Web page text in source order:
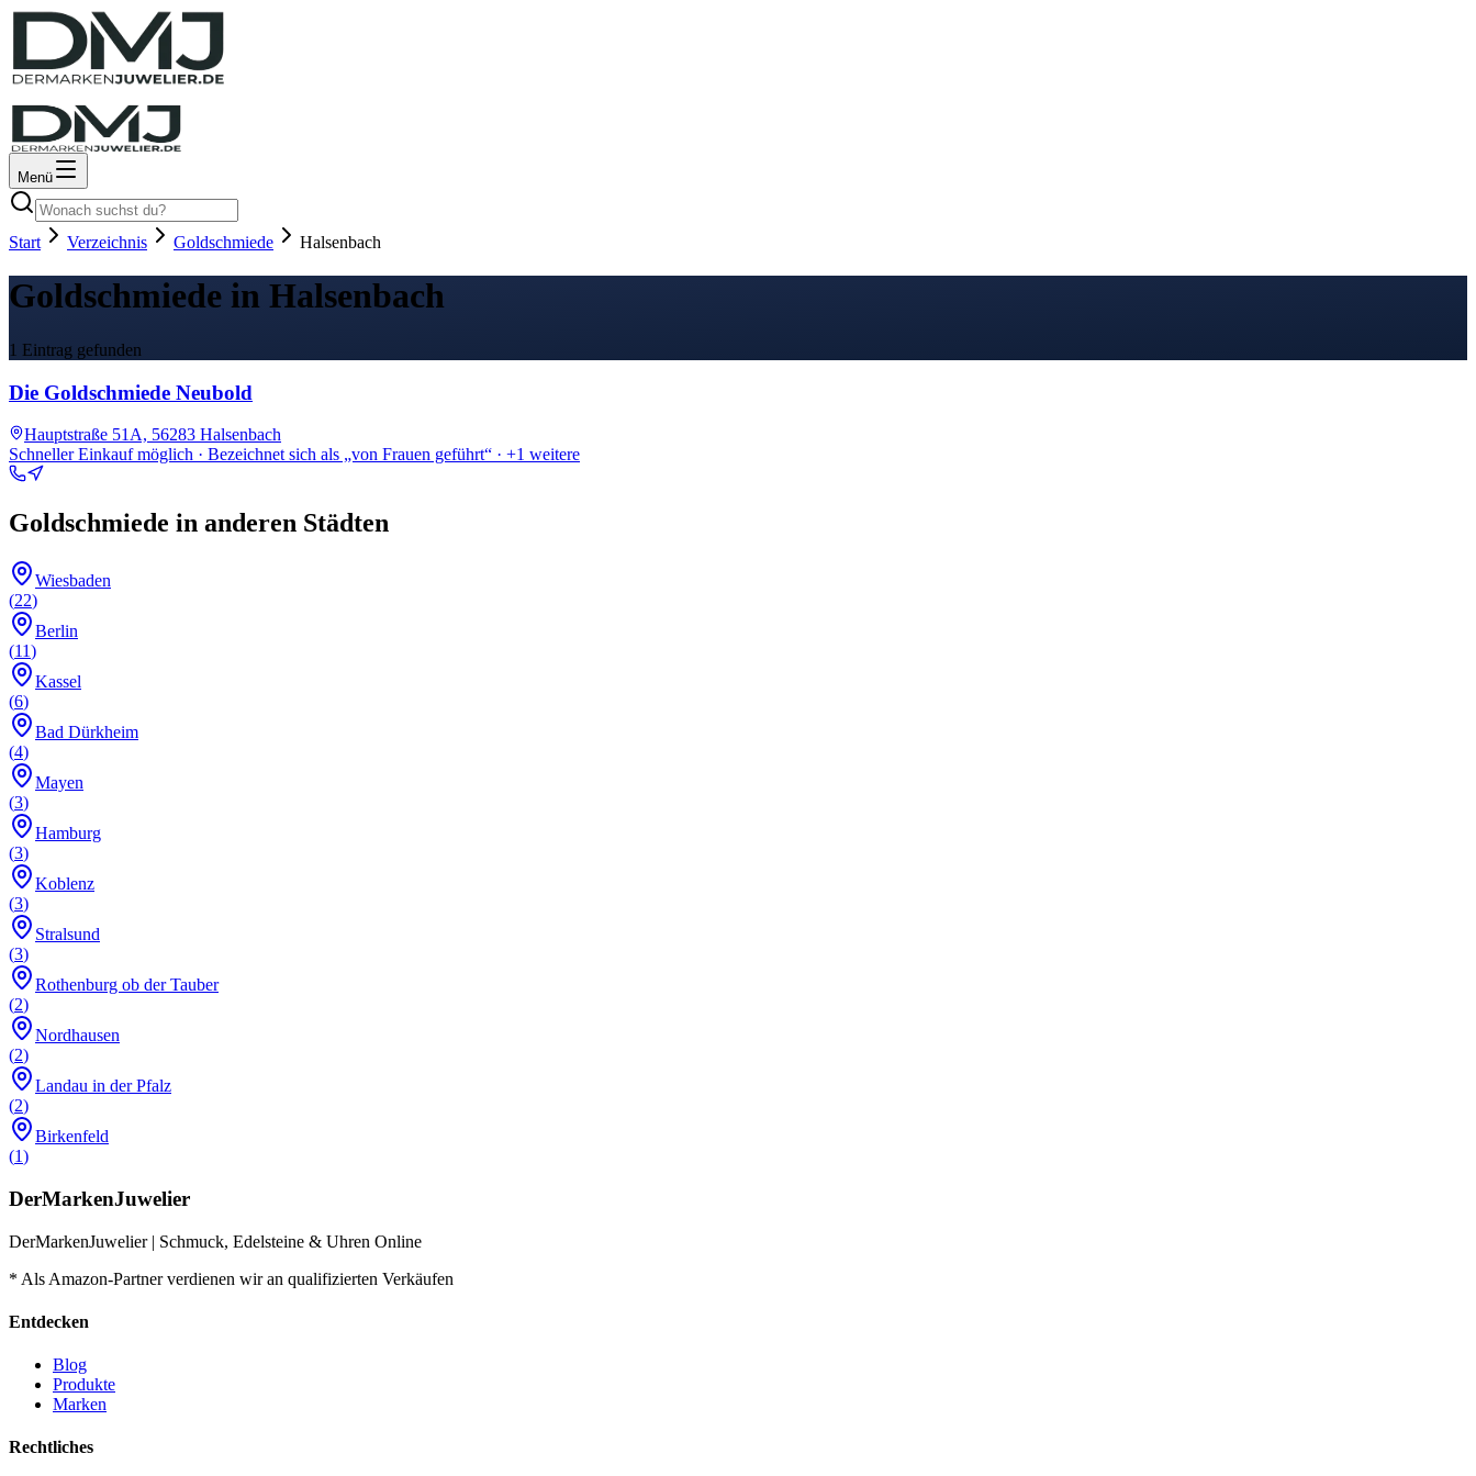
Menü
Start Verzeichnis Goldschmiede Halsenbach
Goldschmiede in Halsenbach
1 Eintrag gefunden
Die Goldschmiede Neubold
Hauptstraße 51A, 56283 Halsenbach
Schneller Einkauf möglich · Bezeichnet sich als „von Frauen geführt“ · +1 weitere
Goldschmiede in anderen Städten
Wiesbaden
(22)
Berlin
(11)
Kassel
(6)
Bad Dürkheim
(4)
Mayen
(3)
Hamburg
(3)
Koblenz
(3)
Stralsund
(3)
Rothenburg ob der Tauber
(2)
Nordhausen
(2)
Landau in der Pfalz
(2)
Birkenfeld
(1)
DerMarkenJuwelier
DerMarkenJuwelier | Schmuck, Edelsteine & Uhren Online
* Als Amazon-Partner verdienen wir an qualifizierten Verkäufen
Entdecken
Blog
Produkte
Marken
Rechtliches